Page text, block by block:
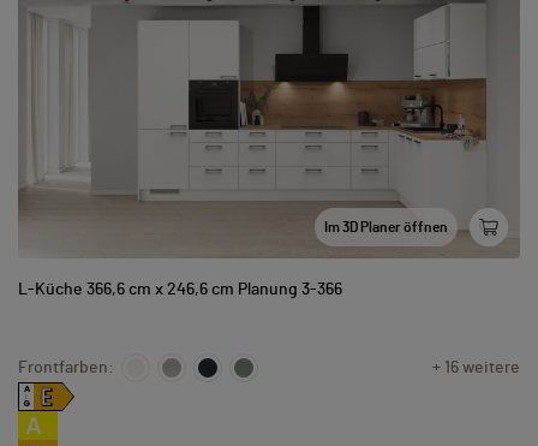
Im 3D Planer öffnen
L-Küche 366,6 cm x 246,6 cm Planung 3-366
Frontfarben: + 16 weitere
A
↑
G
E
A